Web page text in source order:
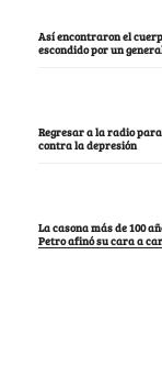
Así encontraron el
escondido por un
Regresar a la radio
contra la depresión
La casona más de 100
Petro afinó su cara a